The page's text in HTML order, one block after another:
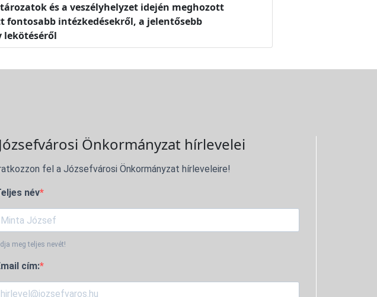
és a veszélyhelyzet idején meghozott
fontosabb intézkedésekről, a jelentősebb
lekötéséről
Önkormányzat hírlevelei
fel a Józsefvárosi Önkormányzat hírleveleire!
név
meg teljes nevét!
cím: